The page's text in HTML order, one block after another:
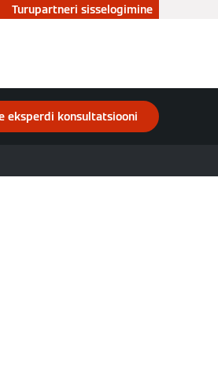
Turupartneri sisselogimine
eksperdi konsultatsiooni